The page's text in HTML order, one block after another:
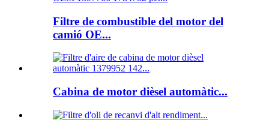
Filtre de combustible del motor del
camió OE...
Cabina de motor dièsel automàtic...